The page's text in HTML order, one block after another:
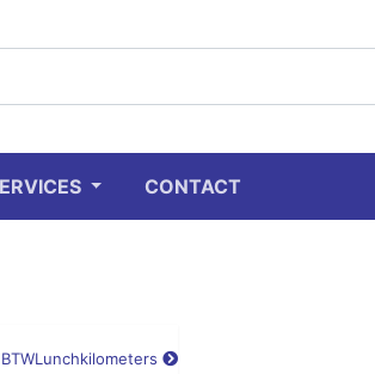
CONTACT
Lunchkilometers